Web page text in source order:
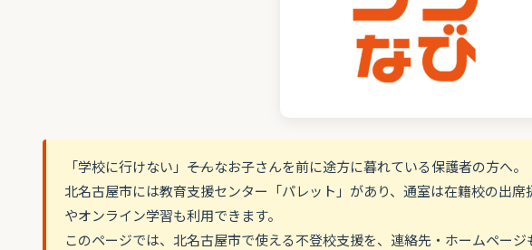
「学校に行けない」――そんなお子さんを前に途方に暮れている保護者の方へ。
北名古屋市には教育支援センター「パレット」があり、通室は在籍校の出
やオンライン学習も利用できます。
このページでは、北名古屋市で使える不登校支援を、連絡先・ホームページ